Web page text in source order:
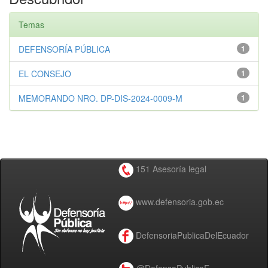
Temas
1
DEFENSORÍA PÚBLICA
1
EL CONSEJO
1
MEMORANDO NRO. DP-DIS-2024-0009-M
151 Asesoría legal
www.defensoria.gob.ec
DefensoriaPublicaDelEcuador